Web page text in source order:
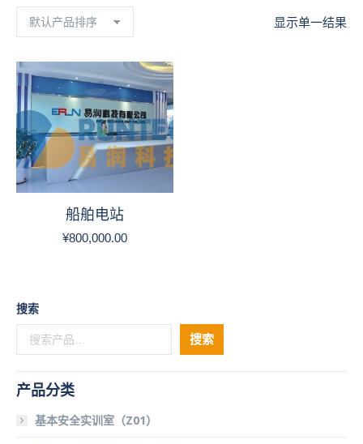
显示单一结果
船舶电站
¥800,000.00
搜索
搜索
产品分类
基本安全实训室（Z01）